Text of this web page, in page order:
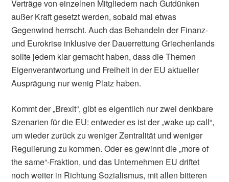
Verträge von einzelnen Mitgliedern nach Gutdünken
außer Kraft gesetzt werden, sobald mal etwas
Gegenwind herrscht. Auch das Behandeln der Finanz-
und Eurokrise inklusive der Dauerrettung Griechenlands
sollte jedem klar gemacht haben, dass die Themen
Eigenverantwortung und Freiheit in der EU aktueller
Ausprägung nur wenig Platz haben.
Kommt der „Brexit“, gibt es eigentlich nur zwei denkbare
Szenarien für die EU: entweder es ist der „wake up call“,
um wieder zurück zu weniger Zentralität und weniger
Regulierung zu kommen. Oder es gewinnt die „more of
the same“-Fraktion, und das Unternehmen EU driftet
noch weiter in Richtung Sozialismus, mit allen bitteren